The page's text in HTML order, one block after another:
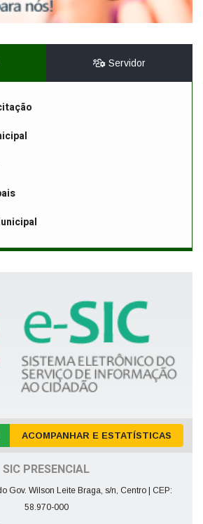
Servidor
ACOMPANHAR E ESTATÍSTICAS
SIC PRESENCIAL
Gov. Wilson Leite Braga, s/n, Centro | CEP:
58.970-000